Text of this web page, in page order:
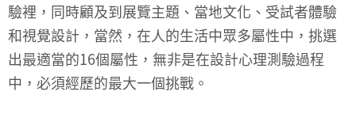
驗裡，同時顧及到展覽主題、當地文化、受試者體驗
和視覺設計，當然，在人的生活中眾多屬性中，挑選
出最適當的16個屬性，無非是在設計心理測驗過程
中，必須經歷的最大一個挑戰。